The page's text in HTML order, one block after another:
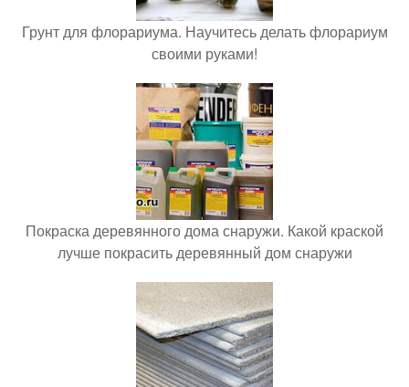
Грунт для флорариума. Научитесь делать флорариум
своими руками!
Покраска деревянного дома снаружи. Какой краской
лучше покрасить деревянный дом снаружи